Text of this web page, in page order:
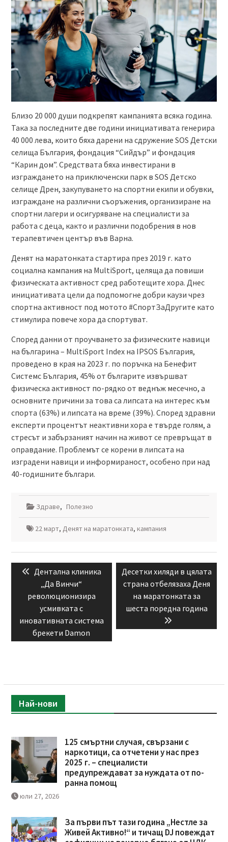
Близо 20 000 души подкрепят кампанията всяка година.
Така за последните две години инициативата генерира
40 000 лева, които бяха дарени на сдружение SOS Детски
селища България, фондация “Сийдър” и фондация
“Карин дом”. Средствата бяха инвестирани в
изграждането на приключенски парк в SOS Детско
селище Дрен, закупуването на спортни екипи и обувки,
изграждане на различни съоръжения, организиране на
спортни лагери и осигуряване на специалисти за
работа с деца, както и различни подобрения в нов
терапевтичен център във Варна.
Денят на маратонката стартира през 2019 г. като
социална кампания на MultiSport, целяща да повиши
физическата активност сред работещите хора. Днес
инициативата цели да подпомогне добри каузи чрез
спортна активност под мотото #СпортЗаДругите като
стимулира повече хора да спортуват.
Според данни от проучването за физическите навици
на българина – MultiSport Index на IPSOS България,
проведено в края на 2023 г. по поръчка на Бенефит
Системс България, 45% от българите извършват
физическа активност по-рядко от веднъж месечно, а
основните причини за това са липсата на интерес към
спорта (63%) и липсата на време (39%). Според здравни
експерти процентът неактивни хора е твърде голям, а
стресът и забързаният начин на живот се превръщат в
оправдание. Проблемът се корени в липсата на
изградени навици и информираност, особено при над
40-годишните българи.
Здраве, Полезно
22 март, Денят на маратонката, кампания
Previous
post:
Дентална клиника
„Да Винчи“
революционизира
усмивката с
иновативната система
брекети Damon
Next
post:
Десетки хиляди в цялата
страна отбелязаха Деня
на маратонката за
шеста поредна година
Най-нови
125 смъртни случая, свързани с
наркотици, са отчетени у нас през
2025 г. – специалисти
предупреждават за нуждата от по-
ранна помощ
юли 27, 2026
За първи път тази година „Нестле за
Живей Активно!“ и тичащ DJ повеждат